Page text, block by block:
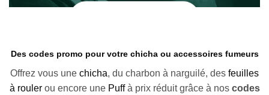
Des codes promo pour votre chicha ou accessoires fumeurs
Offrez vous une chicha, du charbon à narguilé, des feuilles
à roulerou encore une Puffà prix réduit grâce à nos codes